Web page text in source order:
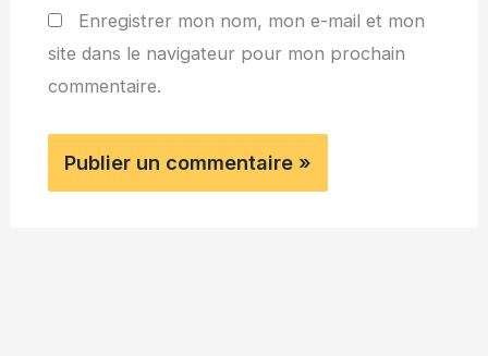
Enregistrer mon nom, mon e-mail et mon
site dans le navigateur pour mon prochain
commentaire.